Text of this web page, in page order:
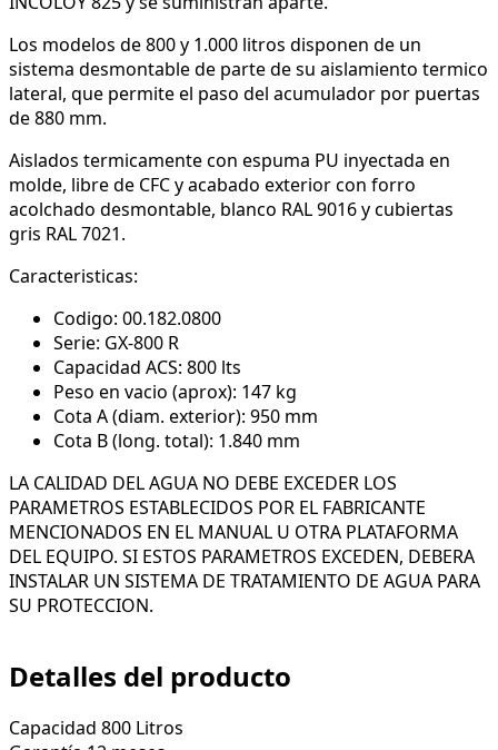
Los modelos de 800 y 1.000 litros disponen de un
sistema desmontable de parte de su aislamiento termico
lateral, que permite el paso del acumulador por puertas
de 880 mm.
Aislados termicamente con espuma PU inyectada en
molde, libre de CFC y acabado exterior con forro
acolchado desmontable, blanco RAL 9016 y cubiertas
gris RAL 7021.
Caracteristicas:
Codigo: 00.182.0800
Serie: GX-800 R
Capacidad ACS: 800 lts
Peso en vacio (aprox): 147 kg
Cota A (diam. exterior): 950 mm
Cota B (long. total): 1.840 mm
LA CALIDAD DEL AGUA NO DEBE EXCEDER LOS
PARAMETROS ESTABLECIDOS POR EL FABRICANTE
MENCIONADOS EN EL MANUAL U OTRA PLATAFORMA
DEL EQUIPO. SI ESTOS PARAMETROS EXCEDEN, DEBERA
INSTALAR UN SISTEMA DE TRATAMIENTO DE AGUA PARA
SU PROTECCION.
Detalles del producto
Capacidad 800 Litros